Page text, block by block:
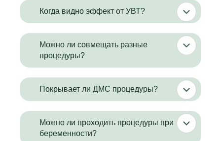
Когда видно эффект от УВТ?
Можно ли совмещать разные
процедуры?
Покрывает ли ДМС процедуры?
Можно ли проходить процедуры при
беременности?